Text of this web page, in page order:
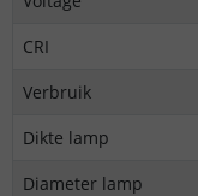
CRI
Verbruik
Dikte lamp
Diameter lamp